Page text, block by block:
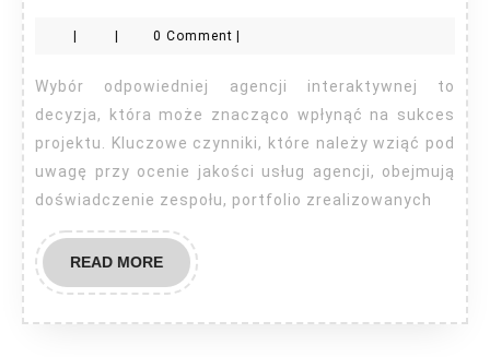
interaktywnych
a
jakość
usług
| | 0 Comment |
Wybór odpowiedniej agencji interaktywnej to
decyzja, która może znacząco wpłynąć na sukces
projektu. Kluczowe czynniki, które należy wziąć pod
uwagę przy ocenie jakości usług agencji, obejmują
doświadczenie zespołu, portfolio zrealizowanych
READ MOREREAD
MORE